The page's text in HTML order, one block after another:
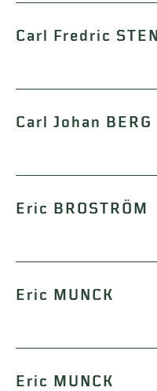
Carl Fredric STEN
Carl Johan BERG
Eric BROSTRÖM
Eric MUNCK
Eric MUNCK